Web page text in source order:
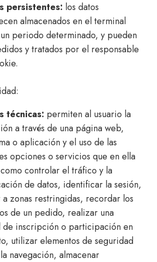
persistentes: los datos
almacenados en el terminal
periodo determinado, y pueden
y tratados por el responsable
técnicas: permiten al usuario la
a través de una página web,
o aplicación y el uso de las
opciones o servicios que en ella
controlar el tráfico y la
de datos, identificar la sesión,
zonas restringidas, recordar los
de un pedido, realizar una
de inscripción o participación en
utilizar elementos de seguridad
navegación, almacenar